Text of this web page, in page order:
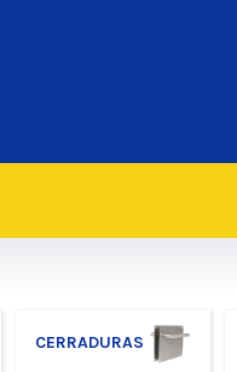
CERRADURAS